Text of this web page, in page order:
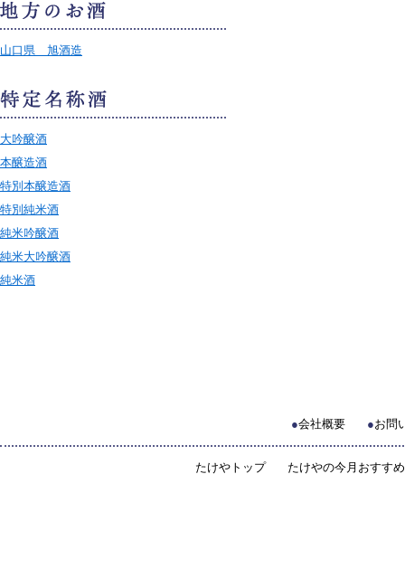
山口県 旭酒造
大吟醸酒
本醸造酒
特別本醸造酒
特別純米酒
純米吟醸酒
純米大吟醸酒
純米酒
●会社概要 ●お問
たけやトップ たけやの今月おすすめ